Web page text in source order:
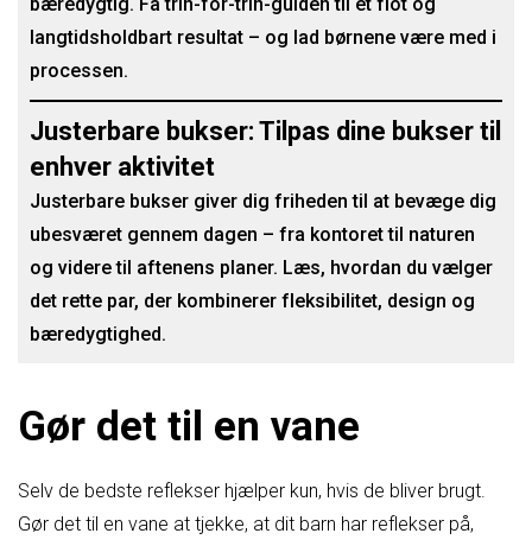
langtidsholdbart resultat – og lad børnene være med i
processen.
Justerbare bukser: Tilpas dine bukser til
enhver aktivitet
Justerbare bukser giver dig friheden til at bevæge dig
ubesværet gennem dagen – fra kontoret til naturen
og videre til aftenens planer. Læs, hvordan du vælger
det rette par, der kombinerer fleksibilitet, design og
bæredygtighed.
Gør det til en vane
Selv de bedste reflekser hjælper kun, hvis de bliver brugt.
Gør det til en vane at tjekke, at dit barn har reflekser på,